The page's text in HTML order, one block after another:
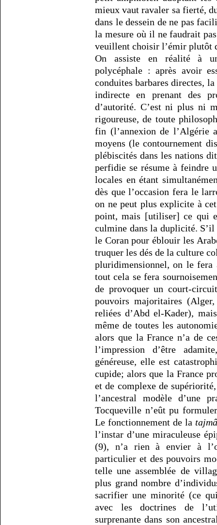
mieux vaut ravaler sa fierté,
dans le dessein de ne pas
la mesure où il ne faudrait
veuillent choisir l’émir plutôt
On assiste en réalité à
polycéphale : après avoir
conduites barbares directes,
indirecte en prenant des
d’autorité. C’est ni plus ni
rigoureuse, de toute
fin (l’annexion de l’Algérie
moyens (le contournement
plébiscités dans les nations
perfidie se résume à feindre
locales en étant
dès que l’occasion fera le
on ne peut plus explicite à
point, mais [utiliser] ce qui
culmine dans la duplicité.
le Coran pour éblouir les
truquer les dés de la culture
pluridimensionnel, on le
tout cela se fera
de provoquer un court-
pouvoirs majoritaires
reliées d’Abd el-Kader),
même de toutes les
alors que la France n’a de
l’impression d’être
généreuse, elle est
cupide; alors que la France
et de complexe de
l’ancestral modèle d’une
Tocqueville n’eût pu
Le fonctionnement de la
l’instar d’une miraculeuse
(9), n’a rien à envier à
particulier et des pouvoirs
telle une assemblée de
plus grand nombre
sacrifier une minorité (ce
avec les doctrines de
surprenante dans son